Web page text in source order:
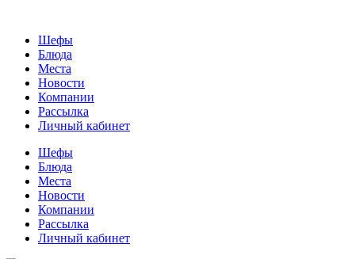
Шефы
Блюда
Места
Новости
Компании
Рассылка
Личный кабинет
Шефы
Блюда
Места
Новости
Компании
Рассылка
Личный кабинет